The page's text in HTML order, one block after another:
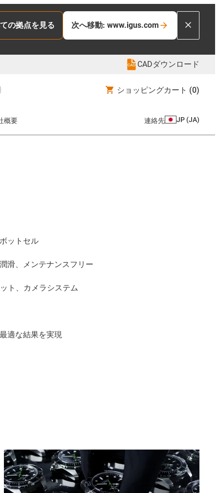
の拠点を見る 次へ移動: www.igus.com
CADダウンロード
ショッピングカート (0)
概要 連絡先 JP (JA)
ットセル
滑、メンテナンスフリー
ト、カメラシステム
適な結果を実現